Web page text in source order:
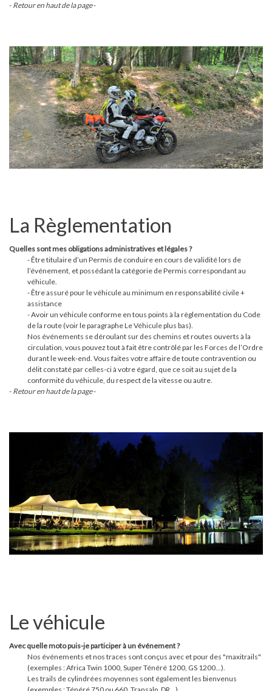
- Retour en haut de la page-
La Règlementation
Quelles sont mes obligations administratives et légales ?
- Être titulaire d’un Permis de conduire en cours de validité lors de
l’événement, et possédant la catégorie de Permis correspondant au
véhicule.
- Être assuré pour le véhicule au minimum en responsabilité civile +
assistance
- Avoir un véhicule conforme en tous points à la règlementation du Code
de la route (voir le paragrapheLe Véhiculeplus bas).
Nos événements se déroulant sur des chemins et routes ouverts à la
circulation, vous pouvez tout à fait être contrôlé par les Forces de l’Ordre
durant le week-end. Vous faites votre affaire de toute contravention ou
délit constaté par celles-ci à votre égard, que ce soit au sujet de la
conformité du véhicule, du respect de la vitesse ou autre.
- Retour en haut de la page-
Le véhicule
Avec quelle moto puis-je participer à un événement ?
Nos événements et nos traces sont conçus avec et pour des "maxitrails"
(exemples : Africa Twin 1000, Super Ténéré 1200, GS 1200...).
Les trails de cylindrées moyennes sont également les bienvenus